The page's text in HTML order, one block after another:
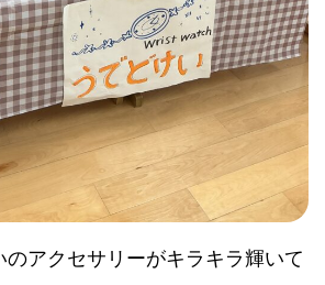
のアクセサリーがキラキラ輝いて